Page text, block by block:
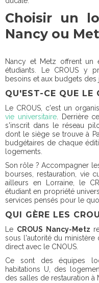
Choisir un
Nancy ou
Nancy et Metz offrent un
étudiants. Le CROUS y
besoins et aux budgets des
QU'EST-CE QUE LE
Le CROUS, c'est un
vie universitaire. Derrière
s'inscrit dans le réseau
dont le siège se trouve à
budgétaires de chaque
logements.
Son rôle ? Accompagner
bourses, restauration, vie
ailleurs en Lorraine, le
étudiant en propriété
services pensés pour le
QUI GÈRE LES
Le CROUS Nancy-Metz
sous l'autorité du ministère
direct avec le CNOUS.
Ce sont des équipes
habitations U, des
des salles de restauration à